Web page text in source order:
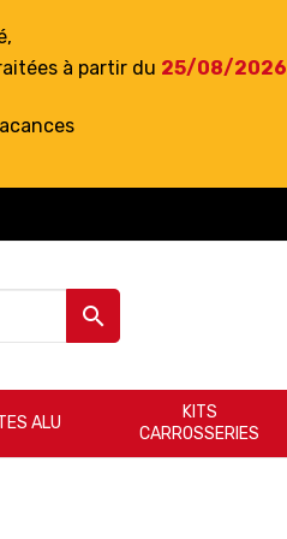
à partir du 25/08/2026

ALU
KITS
CARROSSERIES